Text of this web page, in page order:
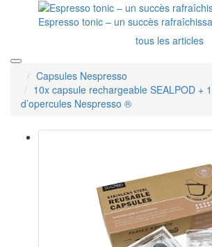
Espresso tonic – un succès
tous les articles
Capsules Nespresso
10x capsule rechargeable SEALPOD +
d’opercules Nespresso ®